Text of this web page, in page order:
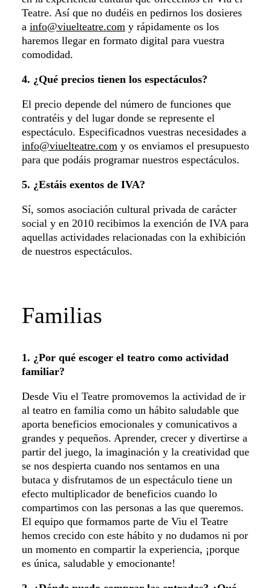
Teatre. Así que no dudéis en pedirnos los dosieres
a info@viuelteatre.com y rápidamente os los
haremos llegar en formato digital para vuestra
comodidad.
4. ¿Qué precios tienen los espectáculos?
El precio depende del número de funciones que
contratéis y del lugar donde se represente el
espectáculo. Especificadnos vuestras necesidades a
info@viuelteatre.com y os enviamos el presupuesto
para que podáis programar nuestros espectáculos.
5. ¿Estáis exentos de IVA?
Sí, somos asociación cultural privada de carácter
social y en 2010 recibimos la exención de IVA para
aquellas actividades relacionadas con la exhibición
de nuestros espectáculos.
Familias
1. ¿Por qué escoger el teatro como actividad
familiar?
Desde Viu el Teatre promovemos la actividad de ir
al teatro en familia como un hábito saludable que
aporta beneficios emocionales y comunicativos a
grandes y pequeños. Aprender, crecer y divertirse a
partir del juego, la imaginación y la creatividad que
se nos despierta cuando nos sentamos en una
butaca y disfrutamos de un espectáculo tiene un
efecto multiplicador de beneficios cuando lo
compartimos con las personas a las que queremos.
El equipo que formamos parte de Viu el Teatre
hemos crecido con este hábito y no dudamos ni por
un momento en compartir la experiencia, ¡porque
es única, saludable y emocionante!